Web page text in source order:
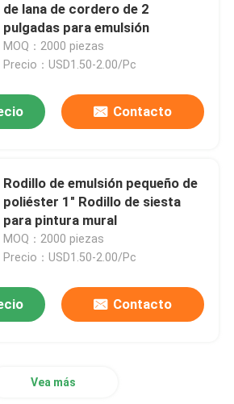
de lana de cordero de 2
pulgadas para emulsión
MOQ：2000 piezas
Precio：USD1.50-2.00/Pc
Contacto
Rodillo de emulsión pequeño de
poliéster 1" Rodillo de siesta
para pintura mural
MOQ：2000 piezas
Precio：USD1.50-2.00/Pc
Contacto
Vea más